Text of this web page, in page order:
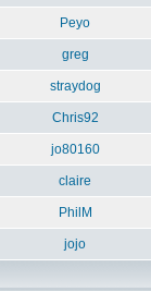
Peyo
greg
straydog
Chris92
jo80160
claire
PhilM
jojo